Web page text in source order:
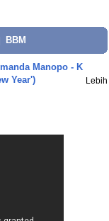
BBM
Manopo - K
Year')
Lebih